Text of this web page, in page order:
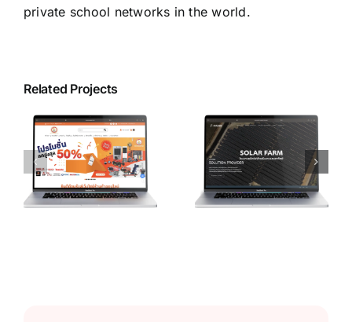
private school networks in the world.
Related Projects
SUSUNN BYS RANGSIT